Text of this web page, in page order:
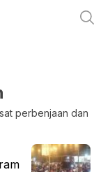
perbenjaan dan